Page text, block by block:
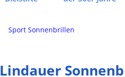
Sport Sonnenbrillen
Lindauer